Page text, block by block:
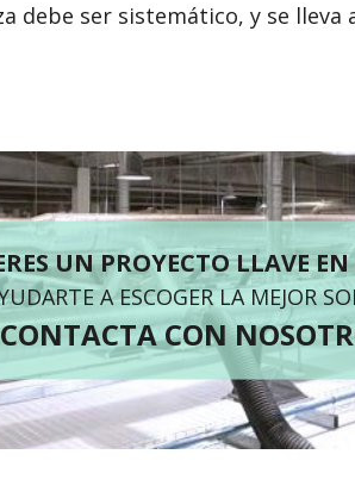
debe ser sistemático, y se
UN PROYECTO LLAVE
A ESCOGER LA MEJOR
CONTACTA CON